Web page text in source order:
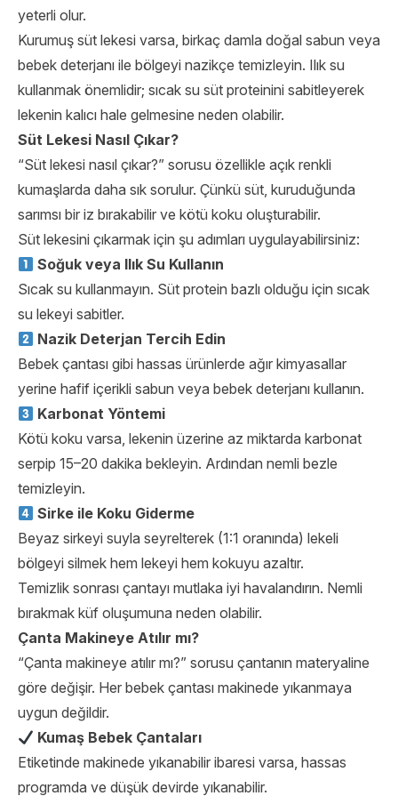
yeterli olur.
Kurumuş süt lekesi varsa, birkaç damla doğal sabun veya
bebek deterjanı ile bölgeyi nazikçe temizleyin. Ilık su
kullanmak önemlidir; sıcak su süt proteinini sabitleyerek
lekenin kalıcı hale gelmesine neden olabilir.
Süt Lekesi Nasıl Çıkar?
“Süt lekesi nasıl çıkar?” sorusu özellikle açık renkli
kumaşlarda daha sık sorulur. Çünkü süt, kuruduğunda
sarımsı bir iz bırakabilir ve kötü koku oluşturabilir.
Süt lekesini çıkarmak için şu adımları uygulayabilirsiniz:
Soğuk veya Ilık Su Kullanın
Sıcak su kullanmayın. Süt protein bazlı olduğu için sıcak
su lekeyi sabitler.
Nazik Deterjan Tercih Edin
Bebek çantası gibi hassas ürünlerde ağır kimyasallar
yerine hafif içerikli sabun veya bebek deterjanı kullanın.
Karbonat Yöntemi
Kötü koku varsa, lekenin üzerine az miktarda karbonat
serpip 15–20 dakika bekleyin. Ardından nemli bezle
temizleyin.
Sirke ile Koku Giderme
Beyaz sirkeyi suyla seyrelterek (1:1 oranında) lekeli
bölgeyi silmek hem lekeyi hem kokuyu azaltır.
Temizlik sonrası çantayı mutlaka iyi havalandırın. Nemli
bırakmak küf oluşumuna neden olabilir.
Çanta Makineye Atılır mı?
“Çanta makineye atılır mı?” sorusu çantanın materyaline
göre değişir. Her bebek çantası makinede yıkanmaya
uygun değildir.
Kumaş Bebek Çantaları
Etiketinde makinede yıkanabilir ibaresi varsa, hassas
programda ve düşük devirde yıkanabilir.